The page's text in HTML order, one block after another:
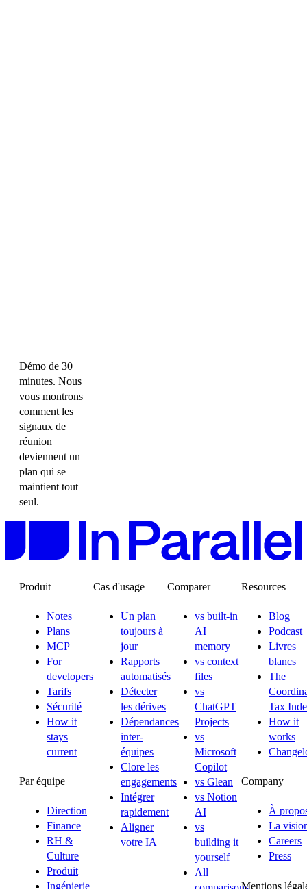
Démo de 30
minutes. Nous
vous montrons
comment les
signaux de
réunion
deviennent un
plan qui se
maintient tout
seul.
Produit
Notes
Plans
MCP
For
developers
Tarifs
Sécurité
How it
stays
current
Par équipe
Direction
Finance
RH &
Culture
Produit
Ingénierie
Cas d'usage
Un plan
toujours à
jour
Rapports
automatisés
Détecter
les dérives
Dépendances
inter-
équipes
Clore les
engagements
Intégrer
rapidement
Aligner
votre IA
Comparer
vs built-in
AI
memory
vs context
files
vs
ChatGPT
Projects
vs
Microsoft
Copilot
vs Glean
vs Notion
AI
vs
building it
yourself
All
Resources
Blog
Podcast
Livres
blancs
The
Tax
How it
works
Company
À
La
Careers
Press
Mentions